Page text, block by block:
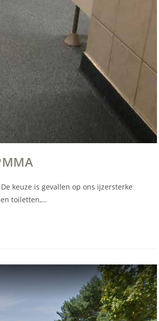
keuze is gevallen op ons ijzersterke
en toiletten,…